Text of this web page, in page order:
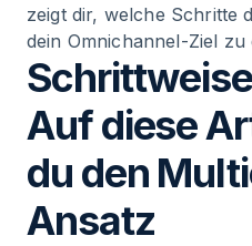
zeigt dir, welche Schritte
dein Omnichannel-Ziel zu
Auf diese
du den
Ansatz